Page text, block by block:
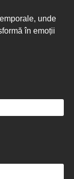
unde
în emoții